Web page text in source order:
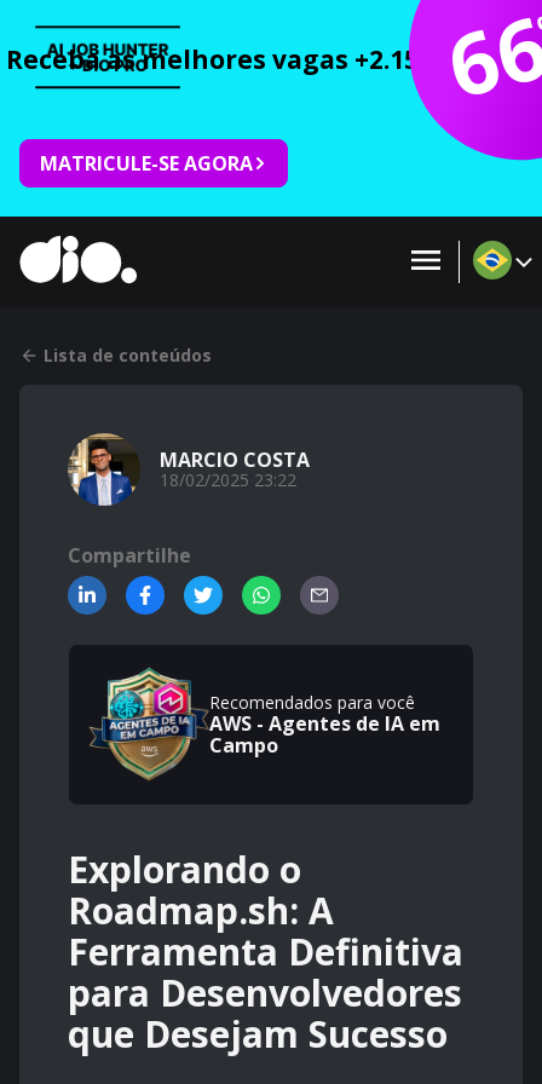
Receba as melhores vagas +2.150 cursos
MATRICULE-SE AGORA
Lista de conteúdos
MARCIO COSTA
18/02/2025 23:22
Compartilhe
Recomendados para você
AWS - Agentes de IA em
Campo
Explorando o
Roadmap.sh: A
Ferramenta Definitiva
para Desenvolvedores
que Desejam Sucesso